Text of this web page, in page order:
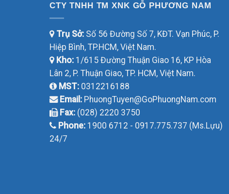
CTY TNHH TM XNK GỖ PHƯƠNG NAM
Trụ Sở: Số 56 Đường Số 7, KĐT. Vạn Phúc, P.
Hiệp Bình, TP.HCM, Việt Nam.
Kho: 1/615 Đường Thuận Giao 16, KP Hòa
Lân 2, P. Thuận Giao, TP. HCM, Việt Nam.
MST: 0312216188
Email: PhuongTuyen@GoPhuongNam.com
Fax: (028) 2220 3750
Phone: 1900 6712 - 0917.775.737 (Ms.Lựu)
24/7